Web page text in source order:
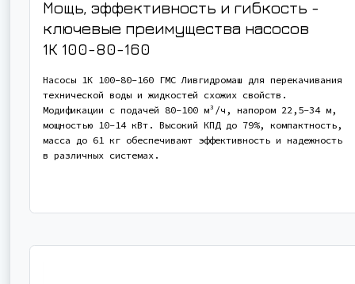
Мощь, эффективность и гибкость -
ключевые преимущества насосов
1К 100-80-160
Насосы 1К 100-80-160 ГМС Ливгидромаш для перекачивания
технической воды и жидкостей схожих свойств.
Модификации с подачей 80-100 м³/ч, напором 22,5-34 м,
мощностью 10-14 кВт. Высокий КПД до 79%, компактность,
масса до 61 кг обеспечивают эффективность и надежность
в различных системах.